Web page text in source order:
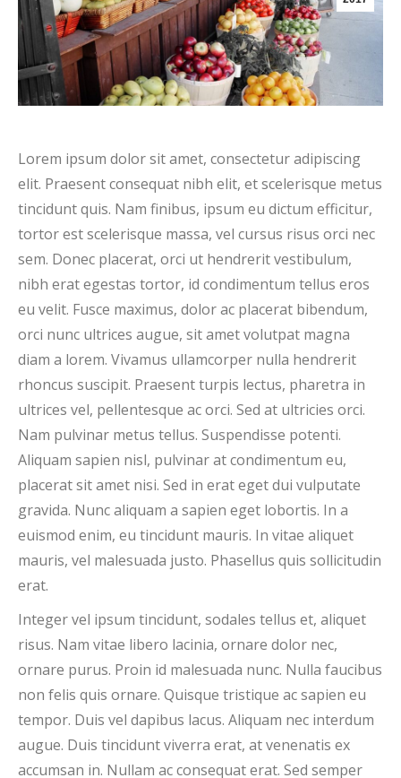
Lorem ipsum dolor sit amet, consectetur adipiscing
elit. Praesent consequat nibh elit, et scelerisque metus
tincidunt quis. Nam finibus, ipsum eu dictum efficitur,
tortor est scelerisque massa, vel cursus risus orci nec
sem. Donec placerat, orci ut hendrerit vestibulum,
nibh erat egestas tortor, id condimentum tellus eros
eu velit. Fusce maximus, dolor ac placerat bibendum,
orci nunc ultrices augue, sit amet volutpat magna
diam a lorem. Vivamus ullamcorper nulla hendrerit
rhoncus suscipit. Praesent turpis lectus, pharetra in
ultrices vel, pellentesque ac orci. Sed at ultricies orci.
Nam pulvinar metus tellus. Suspendisse potenti.
Aliquam sapien nisl, pulvinar at condimentum eu,
placerat sit amet nisi. Sed in erat eget dui vulputate
gravida. Nunc aliquam a sapien eget lobortis. In a
euismod enim, eu tincidunt mauris. In vitae aliquet
mauris, vel malesuada justo. Phasellus quis sollicitudin
erat.
Integer vel ipsum tincidunt, sodales tellus et, aliquet
risus. Nam vitae libero lacinia, ornare dolor nec,
ornare purus. Proin id malesuada nunc. Nulla faucibus
non felis quis ornare. Quisque tristique ac sapien eu
tempor. Duis vel dapibus lacus. Aliquam nec interdum
augue. Duis tincidunt viverra erat, at venenatis ex
accumsan in. Nullam ac consequat erat. Sed semper